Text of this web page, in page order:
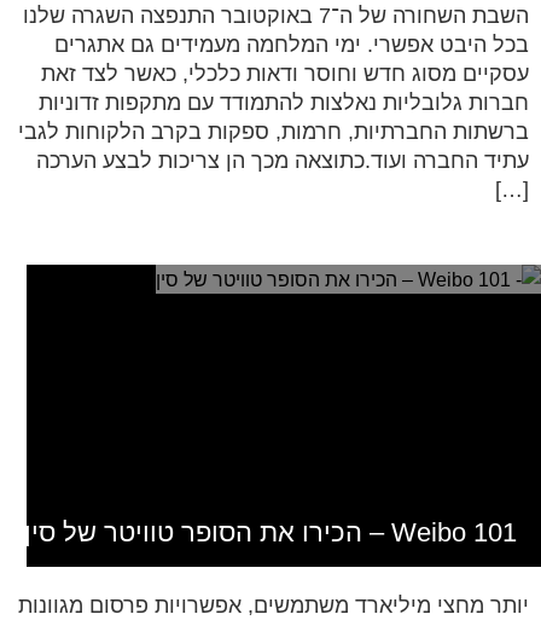
השבת השחורה של ה־7 באוקטובר התנפצה השגרה שלנו
בכל היבט אפשרי. ימי המלחמה מעמידים גם אתגרים
עסקיים מסוג חדש וחוסר ודאות כלכלי, כאשר לצד זאת
חברות גלובליות נאלצות להתמודד עם מתקפות זדוניות
ברשתות החברתיות, חרמות, ספקות בקרב הלקוחות לגבי
עתיד החברה ועוד.כתוצאה מכך הן צריכות לבצע הערכה
[…]
Weibo 101 – הכירו את הסופר טוויטר של סין
יותר מחצי מיליארד משתמשים, אפשרויות פרסום מגוונות